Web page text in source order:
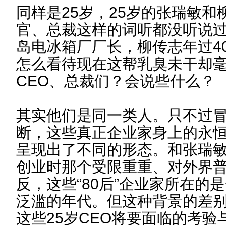
同样是25岁，25岁的张瑞敏和
官、总裁这样的词听都没听说
岛电冰箱厂厂长，柳传志年过
怎么看待现在这帮乳臭未干却
CEO、总裁们？会说些什么？
其实他们是同一类人。只不过
断，这些真正企业家身上的永
呈现出了不同的形态。和张瑞
创业时那个受限重重、对外界
反，这些“80后”企业家所在的
泛滥的年代。但这种背景的差
这些25岁CEO将要面临的考验